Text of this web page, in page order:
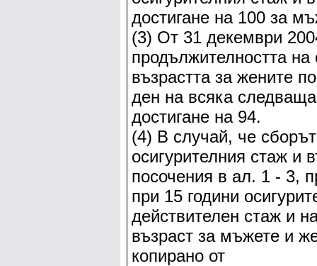
достигане на 100 за
(3) От 31 декември
продължителността на
възрастта за жените
ден на всяка
достигане на 94.
(4) В случай, че
осигурителния стаж и
посочения в ал. 1 - 3,
при 15 години
действителен стаж и
възраст за мъжете и
копирано от